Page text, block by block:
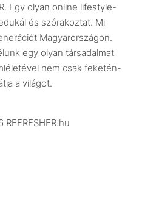
Egy olyan online lifestyle-
és szórakoztat. Mi
Magyarországon.
egy olyan társadalmat
nem csak feketén-
a világot.